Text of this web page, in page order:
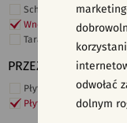
Schody
Wnętrza komercyjne
Taras i ogród
PRZEZNACZENIE
Płytki ścienne
Płytki podłogowe
odwołać
dolnym